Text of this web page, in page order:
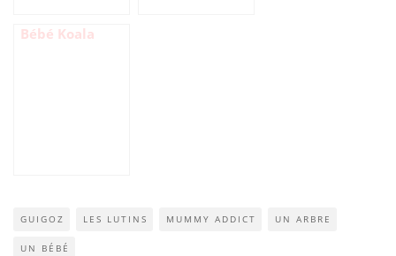
Bébé Koala
GUIGOZ LES LUTINS MUMMY ADDICT UN ARBRE
UN BÉBÉ